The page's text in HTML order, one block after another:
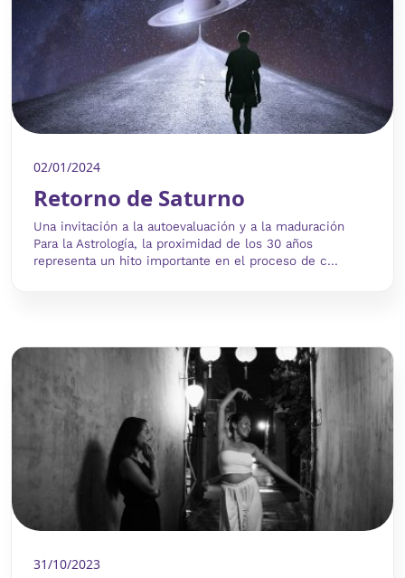
02/01/2024
Retorno de Saturno
Una invitación a la autoevaluación y a la maduración
Para la Astrología, la proximidad de los 30 años
representa un hito importante en el proceso de c...
31/10/2023